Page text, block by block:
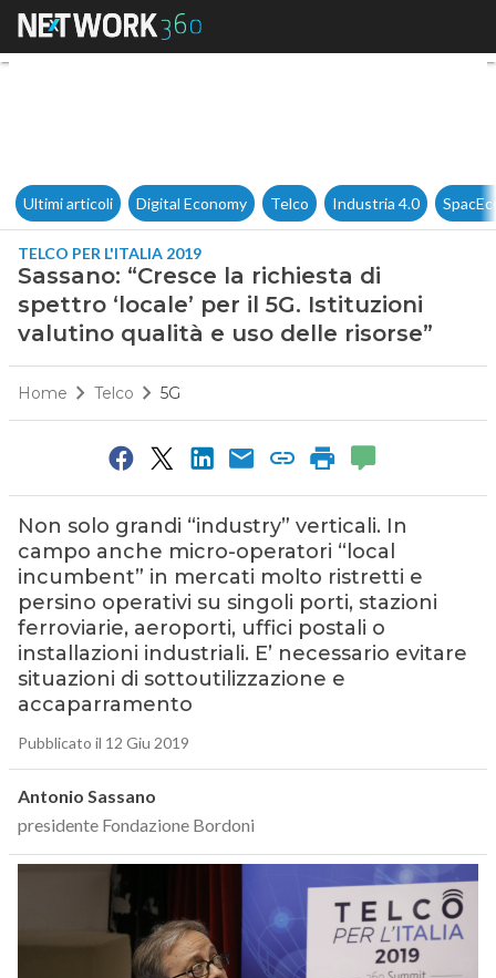
Sassano: “Cresce la richiesta
Ultimi articoli Digital Economy Telco Industria 4.0
TELCO PER L'ITALIA 2019
Sassano: “Cresce la richiesta di
spettro ‘locale’ per il 5G. Istituzioni
valutino qualità e uso delle risorse”
Home Telco 5G
Non solo grandi “industry” verticali. In
campo anche micro-operatori “local
incumbent” in mercati molto ristretti e
persino operativi su singoli porti, stazioni
ferroviarie, aeroporti, uffici postali o
installazioni industriali. E’ necessario evitare
situazioni di sottoutilizzazione e
accaparramento
Pubblicato il 12 Giu 2019
Antonio Sassano
presidente Fondazione Bordoni